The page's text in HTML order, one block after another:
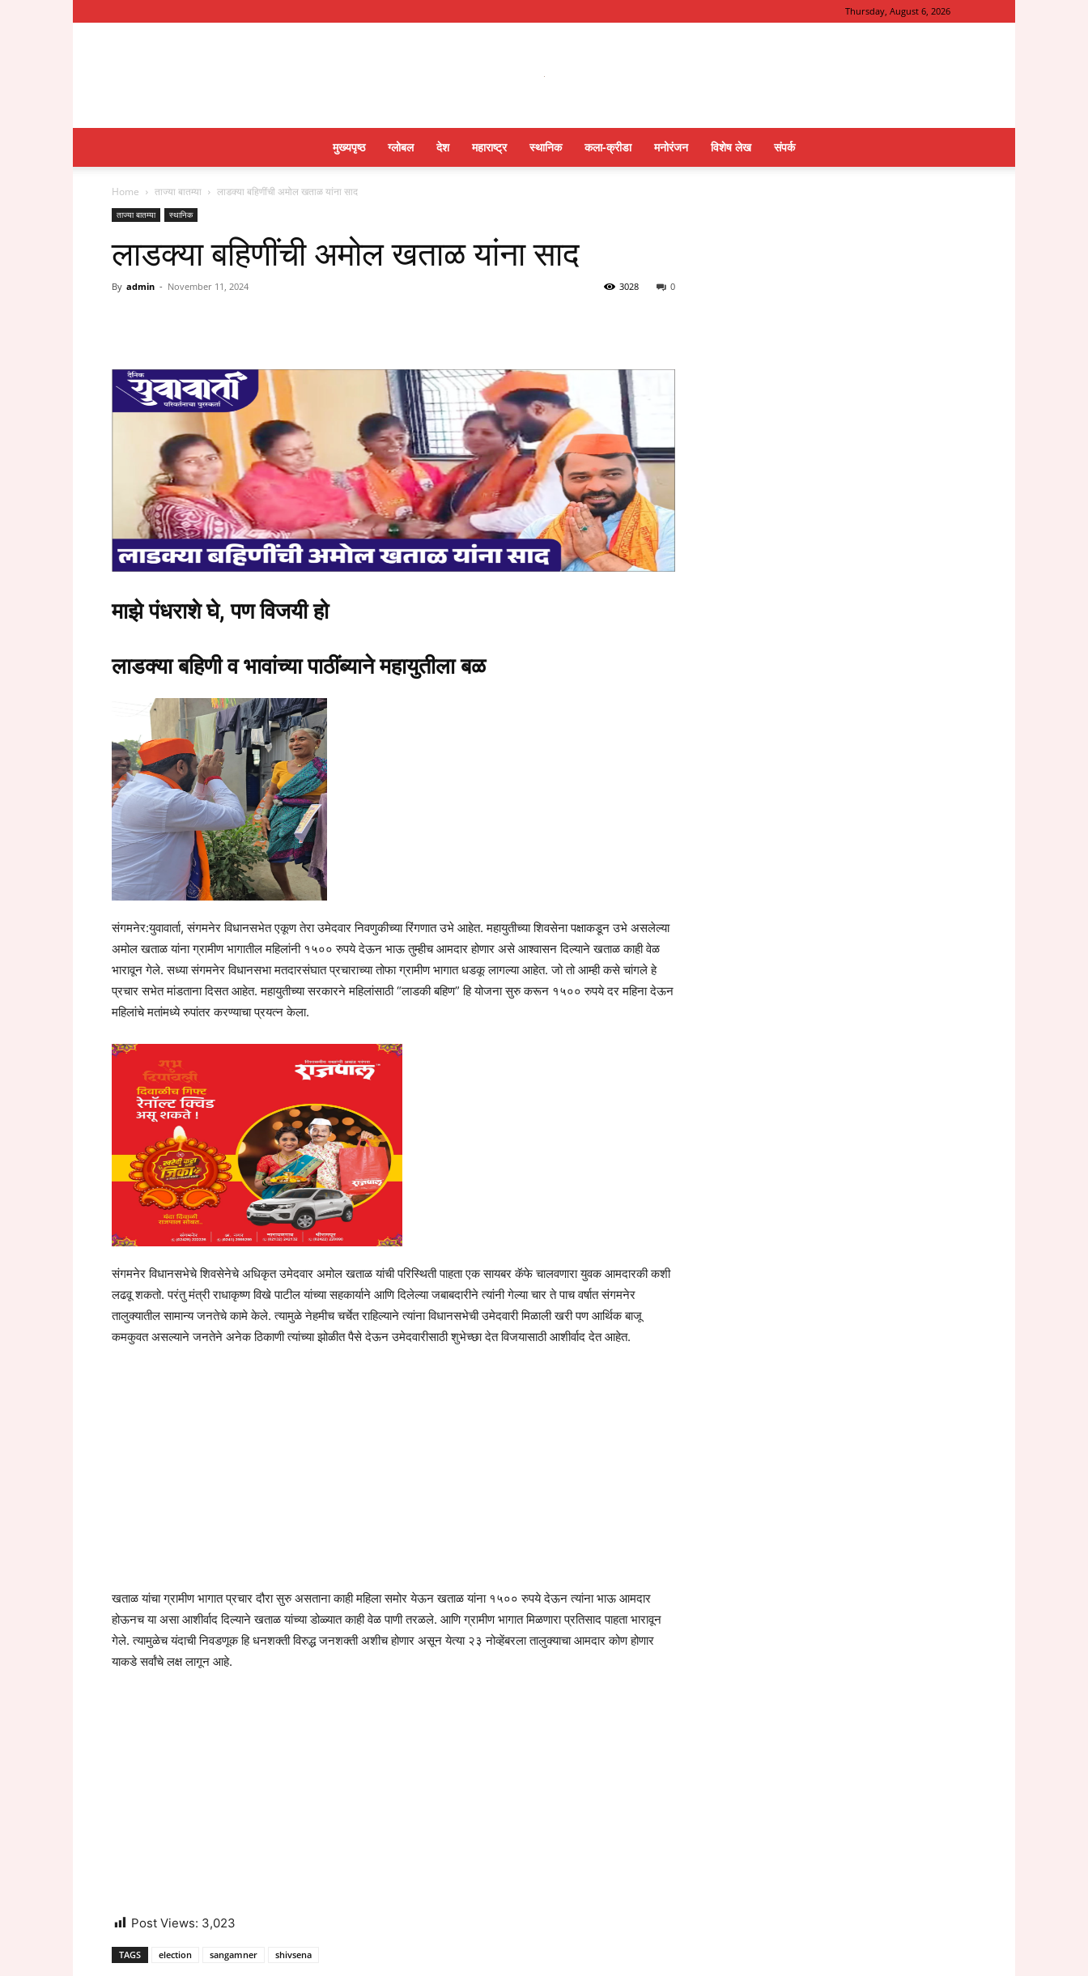
Thursday, August 6, 2026
मुख्यपृष्ठ ग्लोबल देश महाराष्ट्र स्थानिक कला-क्रीडा मनोरंजन विशेष लेख संपर्क
Home ताज्या बातम्या लाडक्या बहिणींची अमोल खताळ यांना साद
ताज्या बातम्या स्थानिक
लाडक्या बहिणींची अमोल खताळ यांना साद
By admin - November 11, 2024 0
3028
माझे पंधराशे घे, पण विजयी हो
लाडक्या बहिणी व भावांच्या पाठींब्याने महायुतीला बळ
संगमनेर:युवावार्ता, संगमनेर विधानसभेत एकूण तेरा उमेदवार निवणुकीच्या रिंगणात उभे आहेत. महायुतीच्या शिवसेना पक्षाकडून उभे असलेल्या
अमोल खताळ यांना ग्रामीण भागातील महिलांनी १५०० रुपये देऊन भाऊ तुम्हीच आमदार होणार असे आश्वासन दिल्याने खताळ काही वेळ
भारावून गेले. सध्या संगमनेर विधानसभा मतदारसंघात प्रचाराच्या तोफा ग्रामीण भागात धडकू लागल्या आहेत. जो तो आम्ही कसे चांगले हे
प्रचार सभेत मांडताना दिसत आहेत. महायुतीच्या सरकारने महिलांसाठी “लाडकी बहिण” हि योजना सुरु करून १५०० रुपये दर महिना देऊन
महिलांचे मतांमध्ये रुपांतर करण्याचा प्रयत्न केला.
संगमनेर विधानसभेचे शिवसेनेचे अधिकृत उमेदवार अमोल खताळ यांची परिस्थिती पाहता एक सायबर कॅफे चालवणारा युवक आमदारकी कशी
लढवू शकतो. परंतु मंत्री राधाकृष्ण विखे पाटील यांच्या सहकार्याने आणि दिलेल्या जबाबदारीने त्यांनी गेल्या चार ते पाच वर्षात संगमनेर
तालुक्यातील सामान्य जनतेचे कामे केले. त्यामुळे नेहमीच चर्चेत राहिल्याने त्यांना विधानसभेची उमेदवारी मिळाली खरी पण आर्थिक बाजू
कमकुवत असल्याने जनतेने अनेक ठिकाणी त्यांच्या झोळीत पैसे देऊन उमेदवारीसाठी शुभेच्छा देत विजयासाठी आशीर्वाद देत आहेत.
खताळ यांचा ग्रामीण भागात प्रचार दौरा सुरु असताना काही महिला समोर येऊन खताळ यांना १५०० रुपये देऊन त्यांना भाऊ आमदार
होऊनच या असा आशीर्वाद दिल्याने खताळ यांच्या डोळ्यात काही वेळ पाणी तरळले. आणि ग्रामीण भागात मिळणारा प्रतिसाद पाहता भारावून
गेले. त्यामुळेच यंदाची निवडणूक हि धनशक्ती विरुद्ध जनशक्ती अशीच होणार असून येत्या २३ नोव्हेंबरला तालुक्याचा आमदार कोण होणार
याकडे सर्वांचे लक्ष लागून आहे.
Post Views: 3,023
TAGS election sangamner shivsena